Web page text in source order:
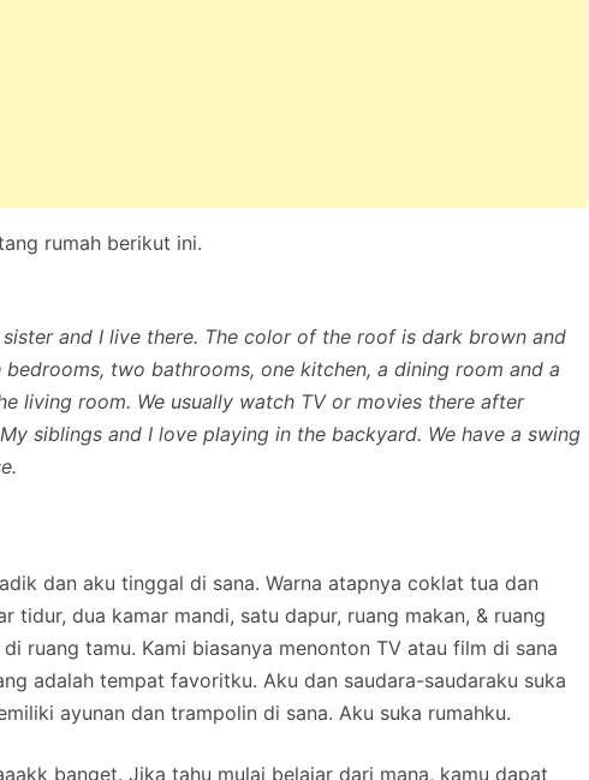
rumah berikut ini.
and I live there. The color of the roof is dark brown and
two bathrooms, one kitchen, a dining room and a
living room. We usually watch TV or movies there after
siblings and I love playing in the backyard. We have a swing
dan aku tinggal di sana. Warna atapnya coklat tua dan
tidur, dua kamar mandi, satu dapur, ruang makan, & ruang
ruang tamu. Kami biasanya menonton TV atau film di sana
adalah tempat favoritku. Aku dan saudara-saudaraku suka
ayunan dan trampolin di sana. Aku suka rumahku.
banget. Jika tahu mulai belajar dari mana, kamu dapat